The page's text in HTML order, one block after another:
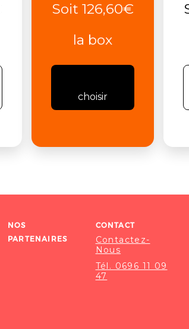
Soit 126,60€
la box
choisir
NOS
PARTENAIRES
CONTACT
Contactez-
Nous
Tél. 0696 11 09
47